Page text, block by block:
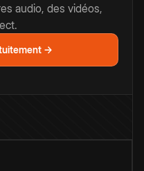
audio, des vidéos,
→